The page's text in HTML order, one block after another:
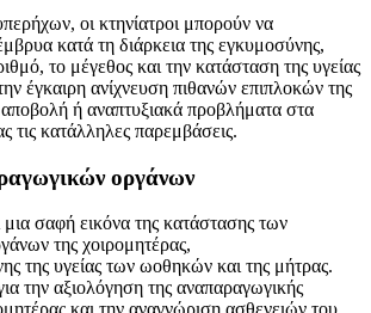
οι κτηνίατροι μπορούν να
κατά τη διάρκεια της εγκυμοσύνης,
το μέγεθος και την κατάσταση της υγείας
έγκαιρη ανίχνευση πιθανών επιπλοκών της
ή αναπτυξιακά προβλήματα στα
τις κατάλληλες παρεμβάσεις.
οργάνων
σαφή εικόνα της κατάστασης των
της χοιρομητέρας,
της υγείας των ωοθηκών και της μήτρας.
την αξιολόγηση της αναπαραγωγικής